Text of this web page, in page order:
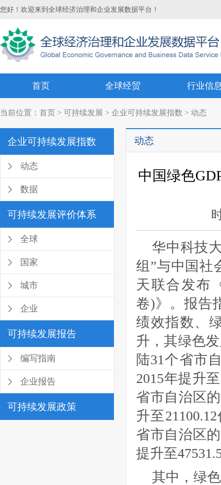
您好！欢迎来到全球经济治理和企业发展数据平台！
首页 全球经贸 行业信
当前位置： 首页 > 可持续发展 > 企业可持续发展指数 > 动态
企业可持续发展指数
动态
数据
可持续发展评价体系
全球
国家
城市
企业
可持续发展报告
编写指南
企业报告
可持续发展政策
动态
中国绿色
华中科技
组”与中国社
天联合发布
卷)》。报告
绩效指数、
升，其绿色
陆31个省市
2015年提升
省市自治区
升至
省市自治区
提升至
其中，绿